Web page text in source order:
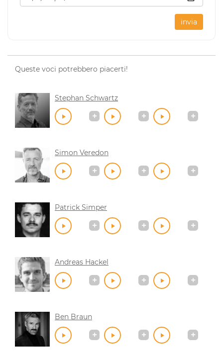
invia
Queste voci potrebbero piacerti!
Stephan Schwartz
Simon Veredon
Patrick Simper
Andreas Hackel
Ben Braun